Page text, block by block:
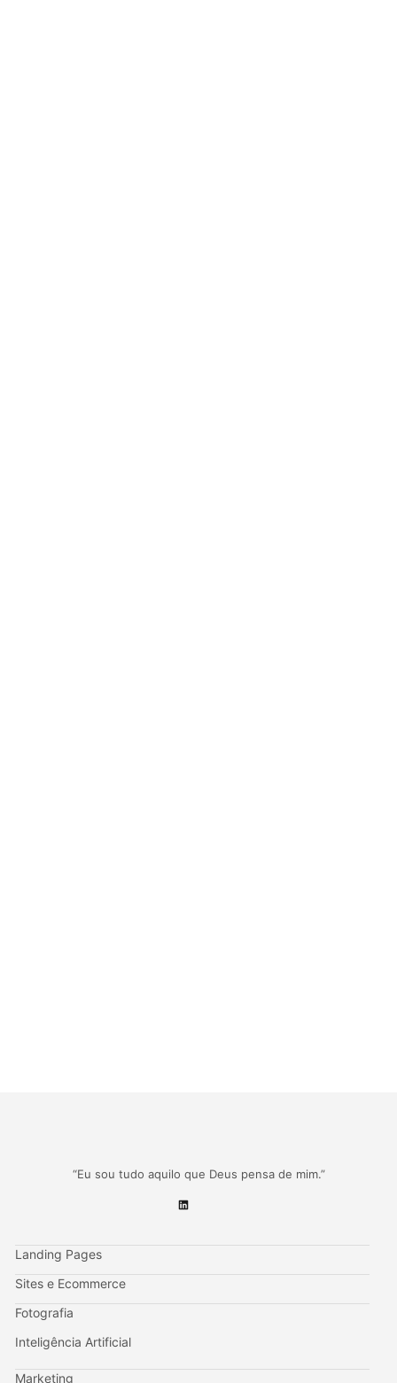
“Eu sou tudo aquilo que Deus pensa de mim.”
Landing Pages
Sites e Ecommerce
Fotografia
Inteligência Artificial
Marketing